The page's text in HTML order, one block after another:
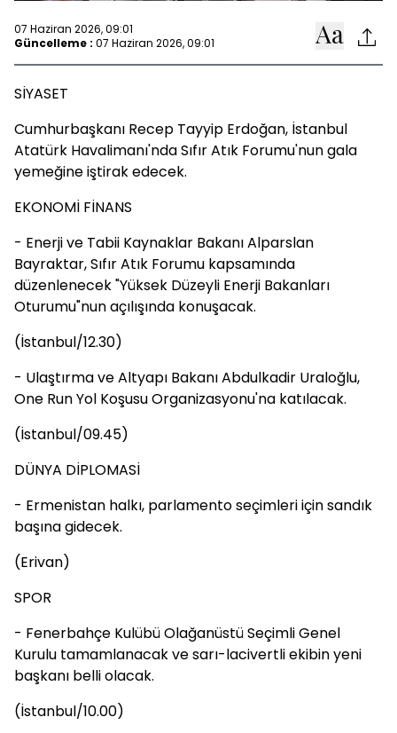
07 Haziran 2026, 09:01
Güncelleme : 07 Haziran 2026, 09:01
SİYASET
Cumhurbaşkanı Recep Tayyip Erdoğan, İstanbul
Atatürk Havalimanı'nda Sıfır Atık Forumu'nun gala
yemeğine iştirak edecek.
EKONOMİ FİNANS
- Enerji ve Tabii Kaynaklar Bakanı Alparslan
Bayraktar, Sıfır Atık Forumu kapsamında
düzenlenecek "Yüksek Düzeyli Enerji Bakanları
Oturumu"nun açılışında konuşacak.
(İstanbul/12.30)
- Ulaştırma ve Altyapı Bakanı Abdulkadir Uraloğlu,
One Run Yol Koşusu Organizasyonu'na katılacak.
(İstanbul/09.45)
DÜNYA DİPLOMASİ
- Ermenistan halkı, parlamento seçimleri için sandık
başına gidecek.
(Erivan)
SPOR
- Fenerbahçe Kulübü Olağanüstü Seçimli Genel
Kurulu tamamlanacak ve sarı-lacivertli ekibin yeni
başkanı belli olacak.
(İstanbul/10.00)